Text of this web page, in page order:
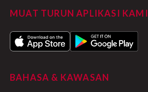
MUAT TURUN APLIKASI KAMI
BAHASA & KAWASAN